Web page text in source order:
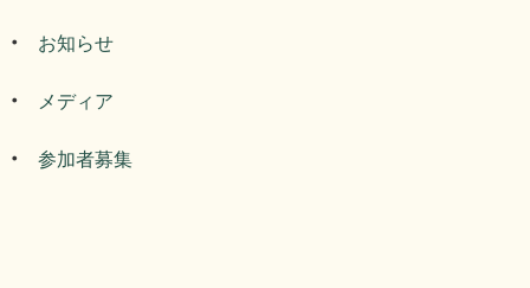
お知らせ
メディア
参加者募集